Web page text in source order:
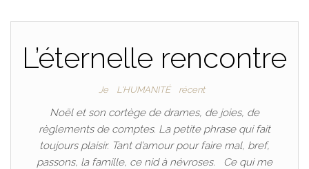
L’éternelle rencontre
Je L'HUMANITÉ récent
Noël et son cortège de drames, de joies, de
règlements de comptes. La petite phrase qui fait
toujours plaisir. Tant d’amour pour faire mal, bref,
passons, la famille, ce nid à névroses. Ce qui me